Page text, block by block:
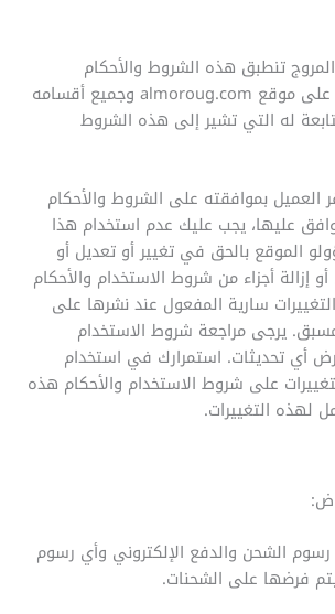
تنطبق هذه الشروط والأحكام
(“الشروط والأحكام”) على موقع almoroug.com وجميع أقسامه
له التي تشير إلى هذه الشروط
العميل بموافقته على الشروط والأحكام
عليها، يجب عليك عدم استخدام هذا
الموقع بالحق في تغيير أو تعديل أو
إزالة أجزاء من شروط الاستخدام والأحكام
سارية المفعول عند نشرها على
يرجى مراجعة شروط الاستخدام
أي تحديثات. استمرارك في استخدام
على شروط الاستخدام والأحكام هذه
لهذه التغييرات.
الشحن والدفع الإلكتروني وأي رسوم
فرضها على الشحنات.